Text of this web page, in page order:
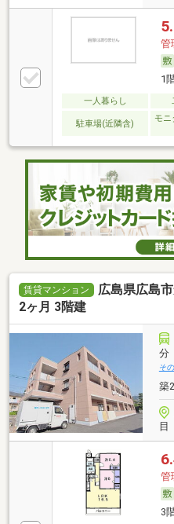
管
1
一人暮らし
駐車場(近隣含)
モニ
賃貸マンション
広島県広島
2ヶ月 3階建
分
そ
築
目
管
3